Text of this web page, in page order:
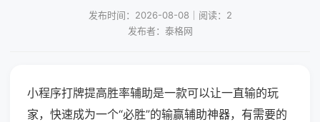
发布时间：2026-08-08｜阅读：2
发布者：泰格网
小程序打牌提高胜率辅助是一款可以让一直输的玩
家，快速成为一个“必胜”的输赢辅助神器，有需要的